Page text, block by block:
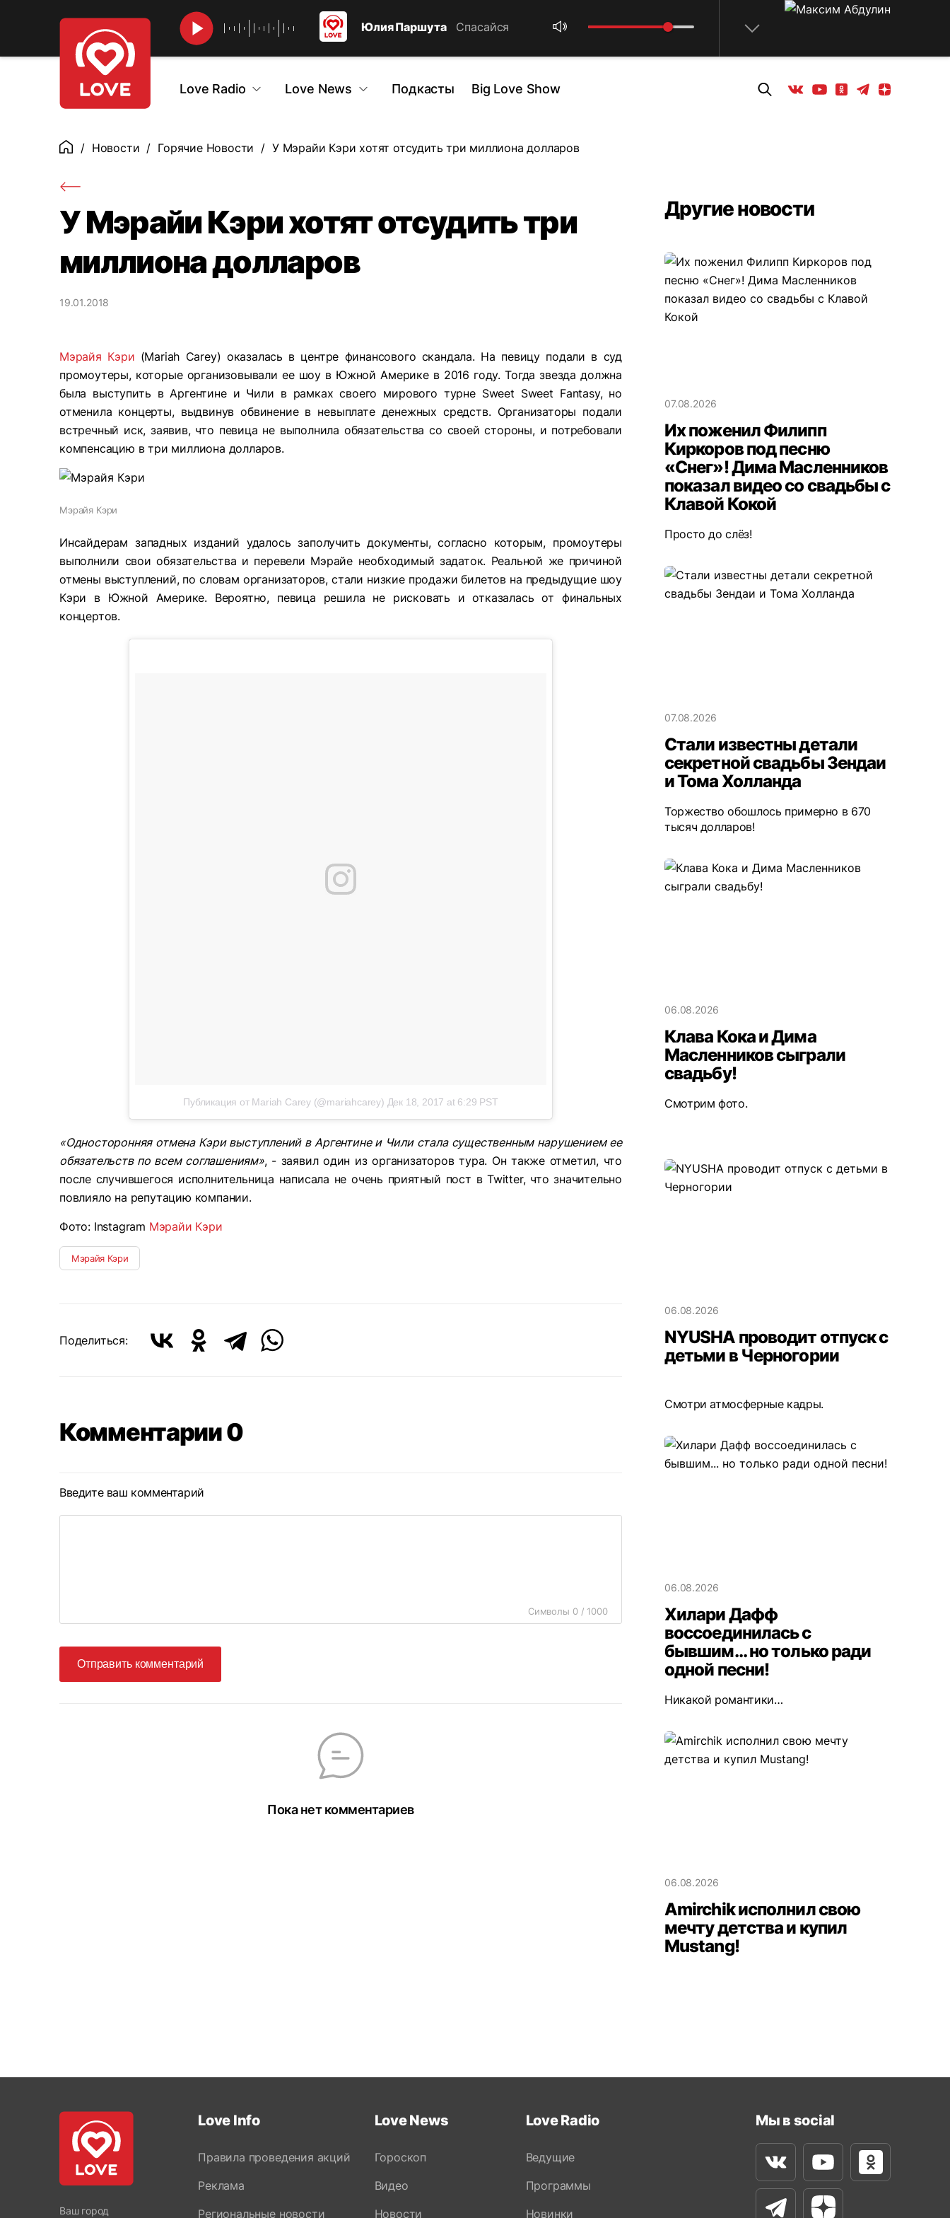
Юлия Паршута Спасайся
Love Radio Love News Подкасты Big Love Show Вконтакте
YoutubeОдноклассники
ТелеграмЯндекс дзен
ГлавнаяНовости Горячие Новости У Мэрайи Кэри хотят отсудить три миллиона долларов
У Мэрайи Кэри хотят отсудить три
миллиона долларов
19.01.2018
Мэрайя Кэри (Mariah Carey) оказалась в центре финансового скандала. На певицу подали в суд
промоутеры, которые организовывали ее шоу в Южной Америке в 2016 году. Тогда звезда должна
была выступить в Аргентине и Чили в рамках своего мирового турне Sweet Sweet Fantasy, но
отменила концерты, выдвинув обвинение в невыплате денежных средств. Организаторы подали
встречный иск, заявив, что певица не выполнила обязательства со своей стороны, и потребовали
компенсацию в три миллиона долларов.
Мэрайя Кэри
Инсайдерам западных изданий удалось заполучить документы, согласно которым, промоутеры
выполнили свои обязательства и перевели Мэрайе необходимый задаток. Реальной же причиной
отмены выступлений, по словам организаторов, стали низкие продажи билетов на предыдущие шоу
Кэри в Южной Америке. Вероятно, певица решила не рисковать и отказалась от финальных
концертов.
Публикация от Mariah Carey (@mariahcarey) Дек 18, 2017 at 6:29 PST
«Односторонняя отмена Кэри выступлений в Аргентине и Чили стала существенным нарушением ее
обязательств по всем соглашениям», - заявил один из организаторов тура. Он также отметил, что
после случившегося исполнительница написала не очень приятный пост в Twitter, что значительно
повлияло на репутацию компании.
Фото: Instagram Мэрайи Кэри
Мэрайя Кэри
Поделиться:
Комментарии 0
Введите ваш комментарий
Символы 0 / 1000
Отправить комментарий
Пока нет комментариев
Другие новости
07.08.2026
Их поженил Филипп
Киркоров под песню
«Снег»! Дима Масленников
показал видео со свадьбы с
Клавой Кокой
Просто до слёз!
07.08.2026
Стали известны детали
секретной свадьбы Зендаи
и Тома Холланда
Торжество обошлось примерно в 670
тысяч долларов!
06.08.2026
Клава Кока и Дима
Масленников сыграли
свадьбу!
Смотрим фото.
06.08.2026
NYUSHA проводит отпуск с
детьми в Черногории
Смотри атмосферные кадры.
06.08.2026
Хилари Дафф
воссоединилась с
бывшим... но только ради
одной песни!
Никакой романтики…
06.08.2026
Amirchik исполнил свою
мечту детства и купил
Mustang!
Ваш город
Love Info
Правила проведения акций
Реклама
Региональные новости
Love News
Гороскоп
Видео
Новости
Love Radio
Ведущие
Программы
Новинки
Мы в social
ВконтактеYoutube